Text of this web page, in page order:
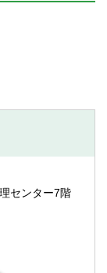
センター7階